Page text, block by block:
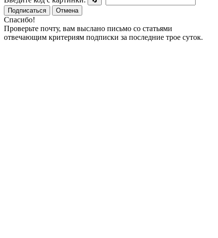
Подписаться
Отмена
Спасибо!
Проверьте почту, вам выслано письмо со статьями
отвечающим критериям подписки за последние трое суток.